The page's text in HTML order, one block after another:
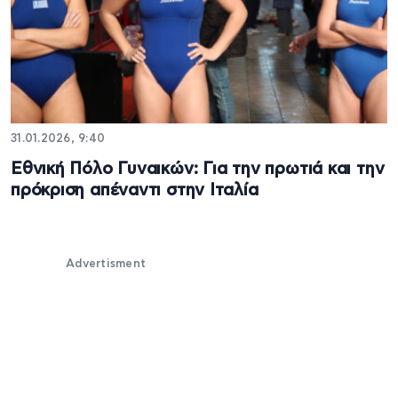
31.01.2026, 9:40
Εθνική Πόλο Γυναικών: Για την πρωτιά και την
πρόκριση απέναντι στην Ιταλία
Advertisment